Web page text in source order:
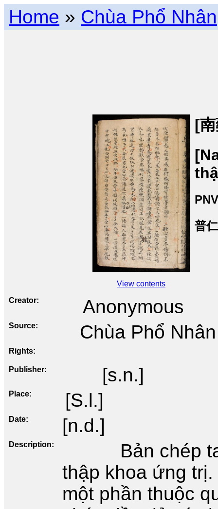
Home » Chùa Phổ Nhân
View contents
[
普
Creator Anonymous
Source Chùa Phổ Nhân
Rights
Publisher [s.n.]
Place [S.l.]
Date [n.d.]
Description
Bản chép
thập khoa ứng
một phần thuộc